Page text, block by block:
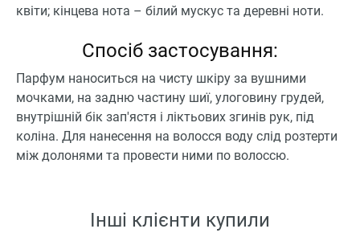
квіти; кінцева нота – білий мускус та деревні ноти.
Спосіб застосування:
Парфум наноситься на чисту шкіру за вушними
мочками, на задню частину шиї, улоговину грудей,
внутрішній бік зап'ястя і ліктьових згинів рук, під
коліна. Для нанесення на волосся воду слід розтерти
між долонями та провести ними по волоссю.
Інші клієнти купили